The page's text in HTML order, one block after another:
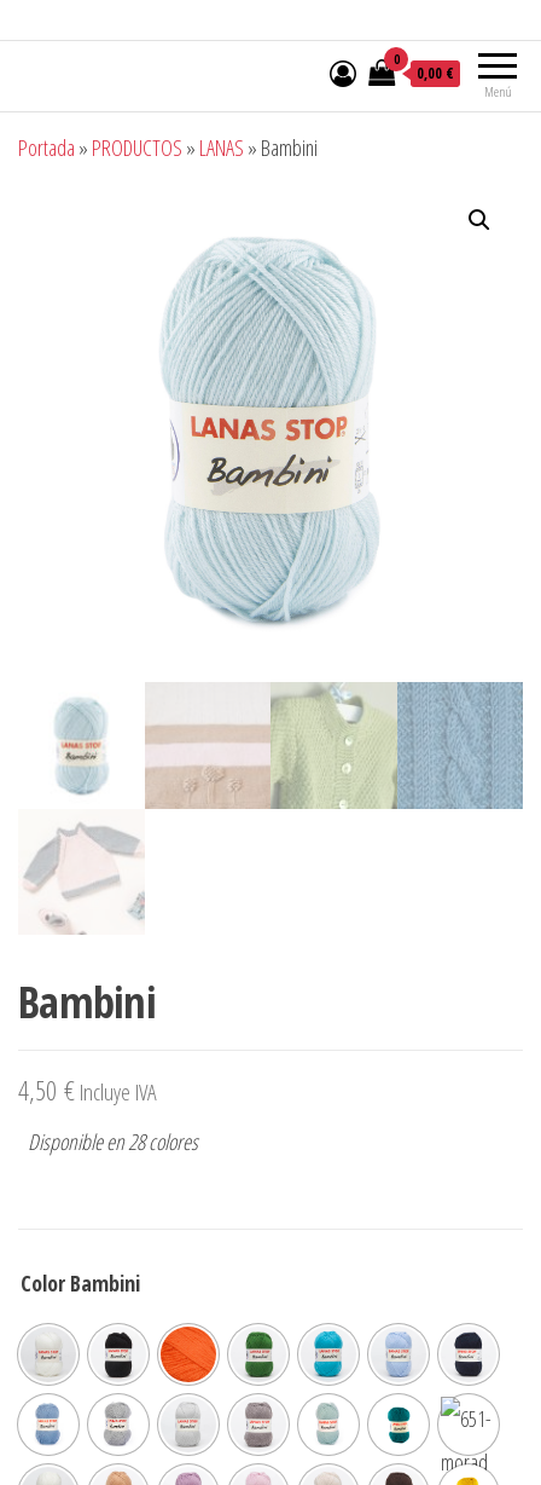
Menú
0
0,00 €
Portada » PRODUCTOS » LANAS » Bambini
Bambini
4,50 €Incluye IVA
Disponible en 28 colores
Color Bambini